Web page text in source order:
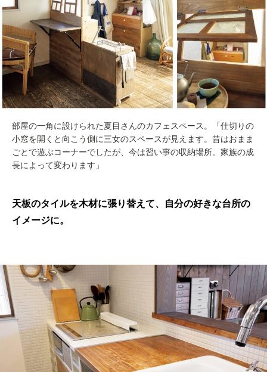
部屋の一角に設けられた夏目さんのカフェスペース。「仕切りの
小窓を開くと向こう側に三女のスペースが見えます。昔はおまま
ごとで遊ぶコーナーでしたが、今は習い事の収納場所。家族の成
長によって変わります」
天板のタイルを木材に張り替えて、自分の好きな台所の
イメージに。